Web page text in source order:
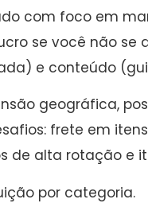
com foco em
se você não se
e conteúdo
geográfica,
frete em
de alta rotação e
por categoria.